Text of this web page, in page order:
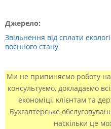
Джерело:
Звільнення від сплати
воєнного стану
Ми не припиняємо роботу
консультуємо, докладаємо
економіці, клієнтам та
Бухгалтерське
наскільки це